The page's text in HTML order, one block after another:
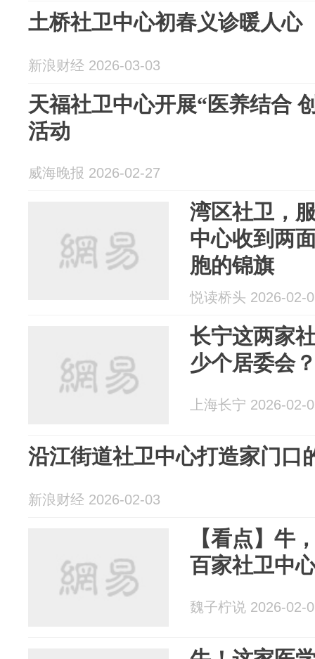
土桥社卫中心初春义诊暖人心
新浪财经 2026-03-03
天福社卫中心开展“医养结合
活动
威海晚报 2026-02-27
湾区社卫，
中心收到两
胞的锦旗
悦读桥头 2026-02-
长宁这两家
少个居委会
上海长宁 2026-02-
沿江街道社卫中心打造家门口
新浪财经 2026-02-03
【看点】牛
百家社卫中
魏子柠说 2026-02-